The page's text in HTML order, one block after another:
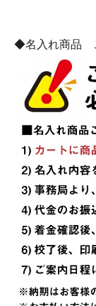
◆名入れ商品